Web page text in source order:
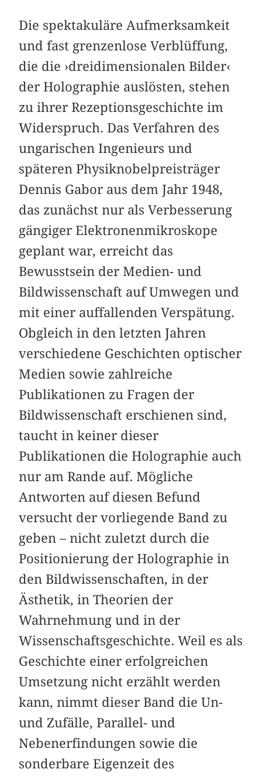
Die spektakuläre Aufmerksamkeit
und fast grenzenlose Verblüffung,
die die ›dreidimensionalen Bilder‹
der Holographie auslösten, stehen
zu ihrer Rezeptionsgeschichte im
Widerspruch. Das Verfahren des
ungarischen Ingenieurs und
späteren Physiknobelpreisträger
Dennis Gabor aus dem Jahr 1948,
das zunächst nur als Verbesserung
gängiger Elektronenmikroskope
geplant war, erreicht das
Bewusstsein der Medien- und
Bildwissenschaft auf Umwegen und
mit einer auffallenden Verspätung.
Obgleich in den letzten Jahren
verschiedene Geschichten optischer
Medien sowie zahlreiche
Publikationen zu Fragen der
Bildwissenschaft erschienen sind,
taucht in keiner dieser
Publikationen die Holographie auch
nur am Rande auf. Mögliche
Antworten auf diesen Befund
versucht der vorliegende Band zu
geben – nicht zuletzt durch die
Positionierung der Holographie in
den Bildwissenschaften, in der
Ästhetik, in Theorien der
Wahrnehmung und in der
Wissenschaftsgeschichte. Weil es als
Geschichte einer erfolgreichen
Umsetzung nicht erzählt werden
kann, nimmt dieser Band die Un-
und Zufälle, Parallel- und
Nebenerfindungen sowie die
sonderbare Eigenzeit des